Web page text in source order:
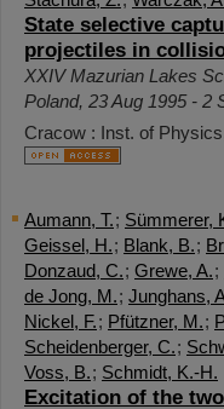
State selective
projectiles in
XXIV Mazurian Lakes
Poland, 23 Aug 1995 - 2
Cracow : Inst. of
Aumann, T.; Sümmerer,
Geissel, H.; Blank, B.;
Donzaud, C.; Grewe, A.;
de Jong, M.; Junghans,
Nickel, F.; Pfützner, M.;
Scheidenberger, C.;
Voss, B.; Schmidt, K.-H.
Excitation of the